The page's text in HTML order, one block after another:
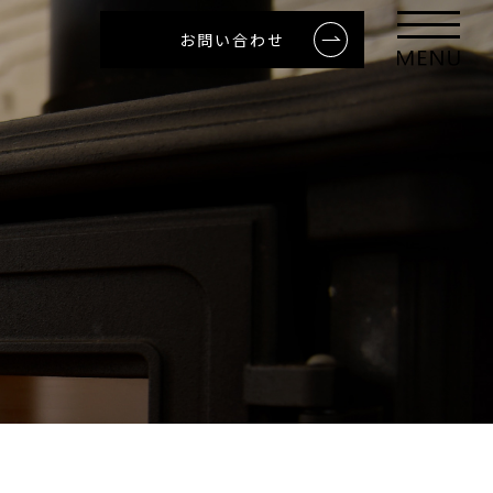
お問い合わせ